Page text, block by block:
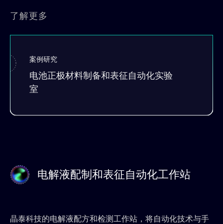
了解更多
案例研究
电池正极材料制备和表征自动化实验
室
电解液配制和表征自动化工作站
晶泰科技的电解液配方和检测工作站，将自动化技术与手